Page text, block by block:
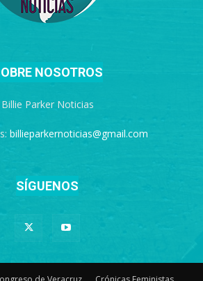
NOSOTROS
Billie Parker Noticias
billieparkernoticias@gmail.com
SÍGUENOS